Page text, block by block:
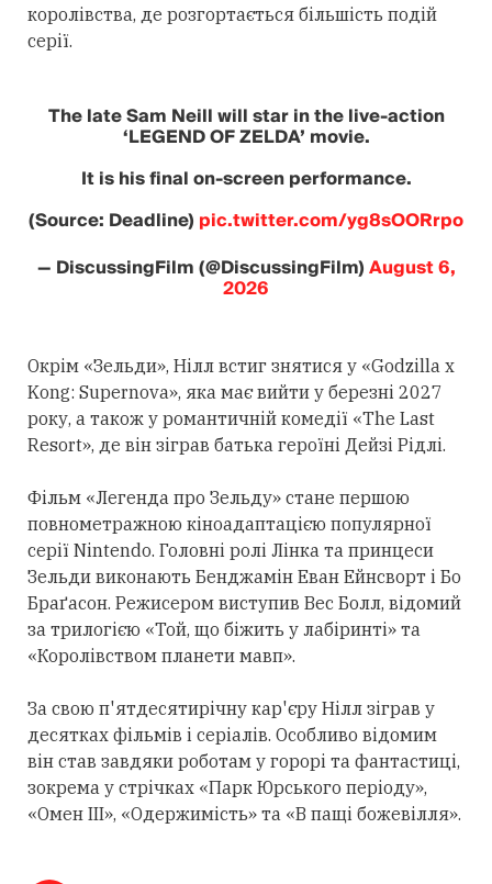
королівства, де розгортається більшість подій
серії.
The late Sam Neill will star in the live-action
‘LEGEND OF ZELDA’ movie.
It is his final on-screen performance.
(Source: Deadline) pic.twitter.com/yg8sOORrpo
— DiscussingFilm (@DiscussingFilm)August 6,
2026
Окрім «Зельди», Нілл встиг знятися у «Godzilla x
Kong: Supernova», яка має вийти у березні 2027
року, а також у романтичній комедії «The Last
Resort», де він зіграв батька героїні Дейзі Рідлі.
Фільм «Легенда про Зельду» стане першою
повнометражною кіноадаптацією популярної
серії Nintendo. Головні ролі Лінка та принцеси
Зельди виконають Бенджамін Еван Ейнсворт і Бо
Браґасон. Режисером виступив Вес Болл, відомий
за трилогією «Той, що біжить у лабіринті» та
«Королівством планети мавп».
За свою п'ятдесятирічну кар'єру Нілл зіграв у
десятках фільмів і серіалів. Особливо відомим
він став завдяки роботам у горорі та фантастиці,
зокрема у стрічках «Парк Юрського періоду»,
«Омен III», «Одержимість» та «В пащі божевілля».